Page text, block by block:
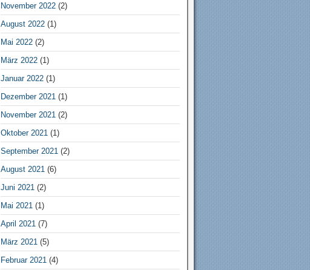
November 2022(2)
August 2022(1)
Mai 2022(2)
März 2022(1)
Januar 2022(1)
Dezember 2021 (1)
November 2021 (2)
Oktober 2021 (1)
September 2021 (2)
August 2021 (6)
Juni 2021 (2)
Mai 2021 (1)
April 2021 (7)
März 2021 (5)
Februar 2021 (4)